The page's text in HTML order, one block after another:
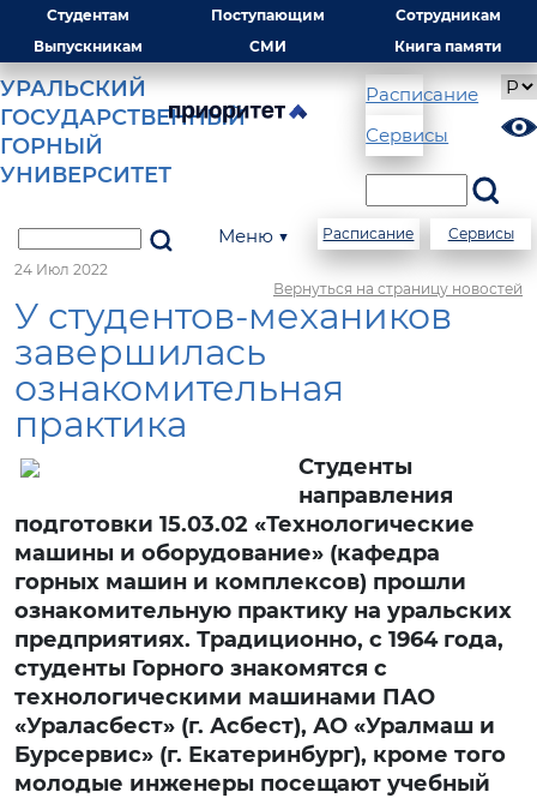
Студентам Поступающим
Сотрудникам
Выпускникам
СМИ Книга памяти
УРАЛЬСКИЙ
ГОСУДАРСТВЕННЫЙ
ГОРНЫЙ
УНИВЕРСИТЕТ
Расписание
Сервисы
Меню ▼ Расписание
Сервисы
24 Июл 2022
Вернуться на страницу новостей
У студентов-механиков
завершилась
ознакомительная
практика
Cтуденты
направления
подготовки 15.03.02 «Технологические
машины и оборудование» (кафедра
горных машин и комплексов) прошли
ознакомительную практику на уральских
предприятиях. Традиционно, с 1964 года,
студенты Горного знакомятся с
технологическими машинами ПАО
«Ураласбест» (г. Асбест), АО «Уралмаш и
Бурсервис» (г. Екатеринбург), кроме того
молодые инженеры посещают учебный